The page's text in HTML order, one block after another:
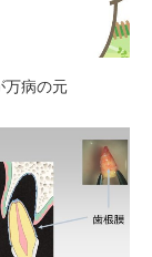
万病の元